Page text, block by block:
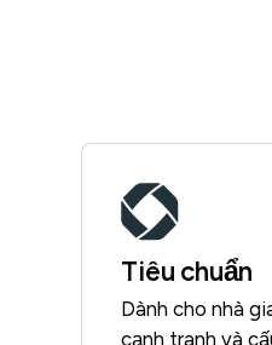
Tiêu chuẩn
Dành cho nhà
cạnh tranh và